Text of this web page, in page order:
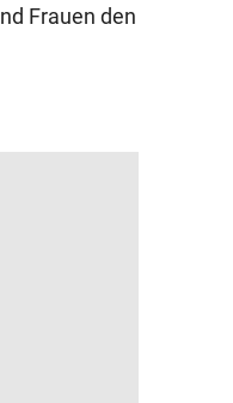
Frauen den